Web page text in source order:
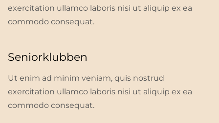
exercitation ullamco laboris nisi ut aliquip ex ea
commodo consequat.
Seniorklubben
Ut enim ad minim veniam, quis nostrud
exercitation ullamco laboris nisi ut aliquip ex ea
commodo consequat.